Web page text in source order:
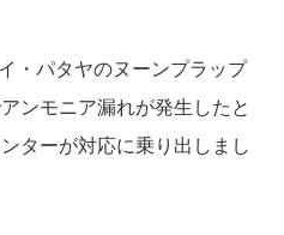
・パタヤのヌーンプラップ
ンモニア漏れが発生したと
ターが対応に乗り出しまし